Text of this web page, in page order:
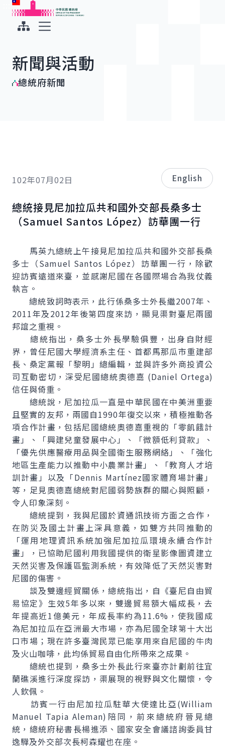
跳到主要內容
中華民國總統府
新聞與活動
總統府新聞
102年07月02日 English
總統接見尼加拉瓜共和國外交部長桑多士
（Samuel Santos López）訪華團一行
馬英九總統上午接見尼加拉瓜共和國外交部長桑
多士（Samuel Santos López）訪華團一行，除歡
迎訪賓遠道來臺，並感謝尼國在各國際場合為我仗義
執言。
總統致詞時表示，此行係桑多士外長繼2007年、
2011年及2012年後第四度來訪，顯見渠對臺尼兩國
邦誼之重視。
總統指出，桑多士外長學驗俱豐，出身自財經
界，曾任尼國大學經濟系主任、首都馬那瓜市重建部
長、桑定黨報「黎明」總編輯，並與許多外商投資公
司互動密切，深受尼國總統奧德嘉 (Daniel Ortega)
信任與倚重。
總統說，尼加拉瓜一直是中華民國在中美洲重要
且堅實的友邦，兩國自1990年復交以來，積極推動各
項合作計畫，包括尼國總統奧德嘉重視的「零飢餓計
畫」、「興建兒童發展中心」、「微額低利貸款」、
「優先供應醫療用品與全國衛生服務網絡」、「強化
地區生產能力以推動中小農業計畫」、「教育人才培
訓計畫」以及「Dennis Martínez國家體育場計畫」
等，足見奧德嘉總統對尼國弱勢族群的關心與照顧，
令人印象深刻。
總統提到，我與尼國於資通訊技術方面之合作，
在防災及國土計畫上深具意義，如雙方共同推動的
「運用地理資訊系統加強尼加拉瓜環境永續合作計
畫」，已協助尼國利用我國提供的衛星影像圖資建立
天然災害及保護區監測系統，有效降低了天然災害對
尼國的傷害。
談及雙邊經貿關係，總統指出，自《臺尼自由貿
易協定》生效5年多以來，雙邊貿易額大幅成長，去
年提高近1億美元，年成長率約為11.6%，使我國成
為尼加拉瓜在亞洲最大市場，亦為尼國全球第十大出
口市場；現在許多臺灣民眾已能享用來自尼國的牛肉
及火山咖啡，此均係貿易自由化所帶來之成果。
總統也提到，桑多士外長此行來臺亦計劃前往宜
蘭礁溪進行深度探訪，渠展現的視野與文化關懷，令
人欽佩。
訪賓一行由尼加拉瓜駐華大使達比亞(William
Manuel Tapia Aleman)陪同，前來總統府晉見總
統，總統府秘書長楊進添、國家安全會議諮詢委員甘
逸驊及外交部次長柯森耀也在座。